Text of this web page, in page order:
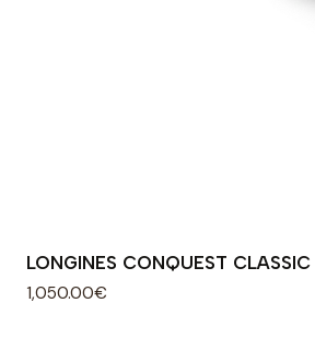
LONGINES CONQUEST CLASSIC
1,050.00€